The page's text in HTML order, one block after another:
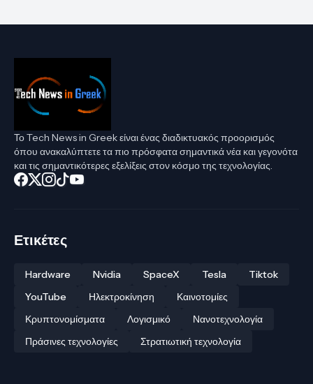
Το Tech News in Greek είναι ένας διαδικτυακός προορισμός
όπου ανακαλύπτετε τα πιο πρόσφατα σημαντικά νέα και γεγονότα
και τις σημαντικότερες εξελίξεις στον κόσμο της τεχνολογίας.
Ετικέτες
Hardware Nvidia SpaceX Tesla
Tiktok
YouTube
Ηλεκτροκίνηση
Καινοτομίες
Κρυπτονομίσματα
Λογισμικό
Νανοτεχνολογία
Πράσινες τεχνολογίες
Στρατιωτική τεχνολογία